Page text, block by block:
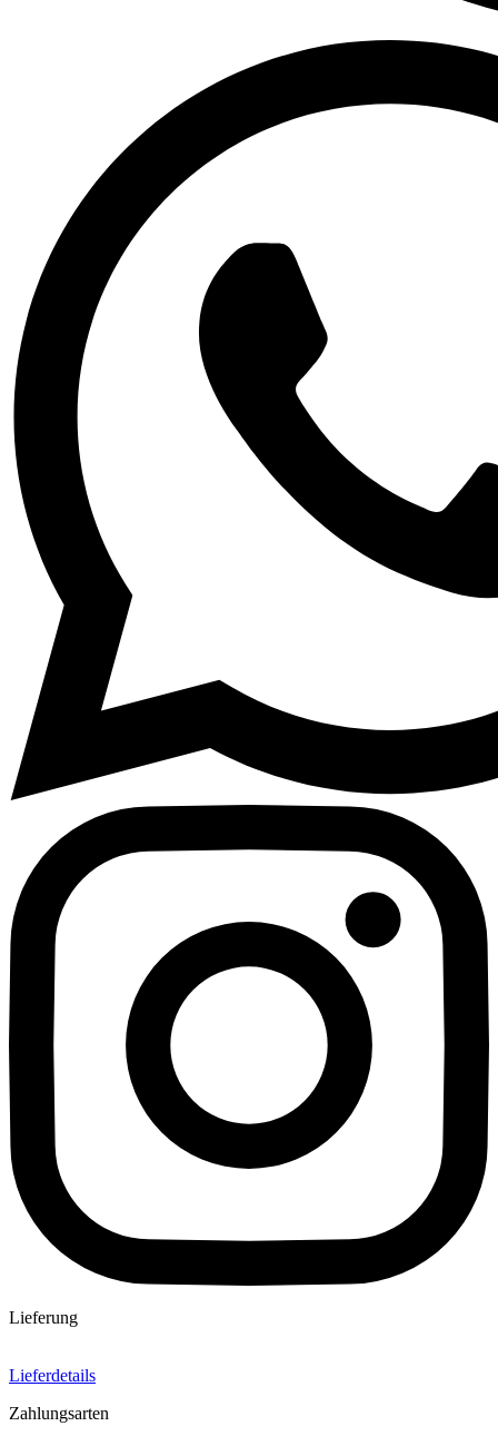
Lieferung
Lieferdetails
Zahlungsarten